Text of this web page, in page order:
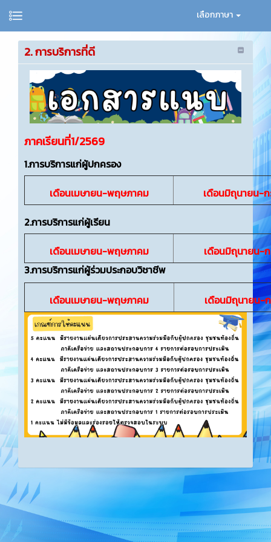
เลือกภาษา
2. การบริการที่ดี
ภาคเรียนที่1/2569
1.การบริการแก่ผู้ปกครอง
เดือนเมษายน-พฤษภาคม
เดือนมิถุนายน-
2.การบริการแก่ผู้เรียน
เดือนเมษายน-พฤษภาคม
เดือนมิถุนายน-
3.การบริการแก่ผู้ร่วมประกอบวิชาชีพ
เดือนเมษายน-พฤษภาคม เดือนมิถุนายน-